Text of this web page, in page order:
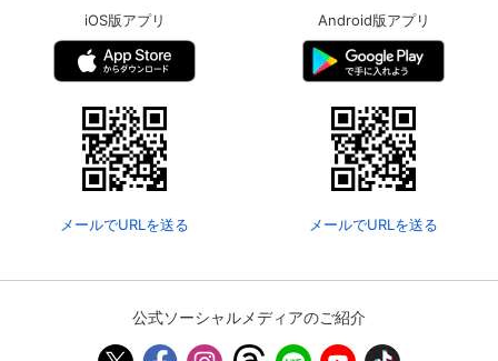
iOS版アプリ
メールでURLを送る
Android版アプリ
メールでURLを送る
公式ソーシャルメディアのご紹介